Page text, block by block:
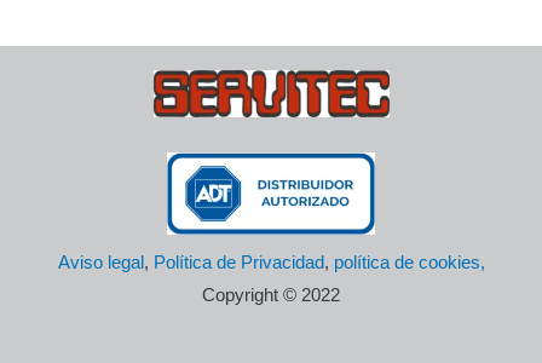
Aviso legal , Política de Privacidad, política de cookies,
Copyright © 2022